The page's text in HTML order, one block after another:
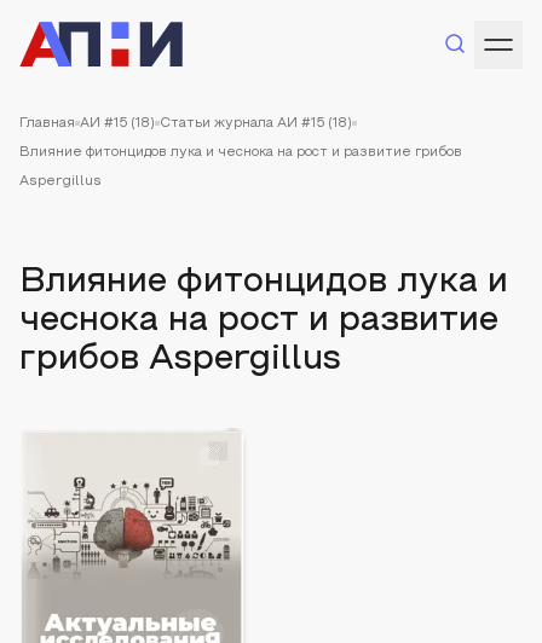
Главная АИ #15 (18) Статьи журнала АИ #15 (18)
Влияние фитонцидов лука и чеснока на рост и развитие грибов
Aspergillus
Влияние фитонцидов лука и
чеснока на рост и развитие
грибов Aspergillus